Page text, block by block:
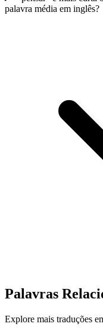
palavra média em inglês?
Palavras
Explore mais traduções